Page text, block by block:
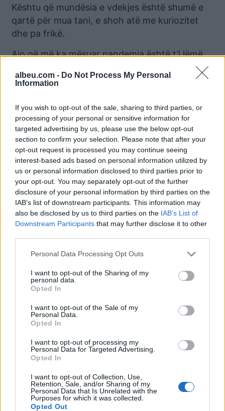
albeu.com - Do Not Process My Personal
Information
If you wish to opt-out of the sale, sharing to third parties, or
processing of your personal or sensitive information for
targeted advertising by us, please use the below opt-out
section to confirm your selection. Please note that after your
opt-out request is processed you may continue seeing
interest-based ads based on personal information utilized by
us or personal information disclosed to third parties prior to
your opt-out. You may separately opt-out of the further
disclosure of your personal information by third parties on the
IAB’s list of downstream participants. This information may
also be disclosed by us to third parties on the IAB’s List of
Downstream Participants that may further disclose it to other
Personal Data Processing Opt Outs
I want to opt-out of the Sharing of my
personal data.
Opted In
I want to opt-out of the Sale of my
Personal Data.
Opted In
I want to opt-out of processing my
Personal Data for Targeted Advertising.
Opted In
I want to opt-out of Collection, Use,
Retention, Sale, and/or Sharing of my
Personal Data that Is Unrelated with the
Purposes for which it was collected.
Opted Out
Kështu që mundësia e vdekjes është shumë e
qartë për mua tani, e shoh atë me kuriozitet
dhe pa frikë.
Ajo që më ka mësuar pandemia është t’i lëmë
Nuk kam nevojë për të blerë, nuk kam nevojë
diku apo të udhëtoj. Unë mendoj se kam
shumë. Shikoj përreth dhe pyes veten pse e
gjithë kjo. Pse më duhen më shumë se dy
pjata?
Kështu që zbuloni se kush janë miqtë e vërtetë
dhe njerëzit me të cilët dua të jem.
Ëhatfarë mendoni se pandemia na mëson të
gjithëve?
Ai po na mëson përparësitë dhe na tregon një
realitet. Realiteti i pabarazisë. Si disa njerëz e
njerëz të tjerë vdesin nga uria deri në vdekje.
Çfarë ndodh me një qenie njerëzore në Wuhan,
ka asnjë ide të tillë fisnore që ne jemi të ndarë
nga grupi dhe se ne mund ta mbrojmë grupin
ndërsa pjesa tjetër e njerëzve nuk u intereson.
Nuk ka mure, nuk ka mure që mund të veçojnë
njerëzit.